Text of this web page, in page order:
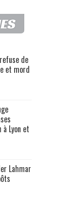
de
et mord
Lyon et
Lahmar